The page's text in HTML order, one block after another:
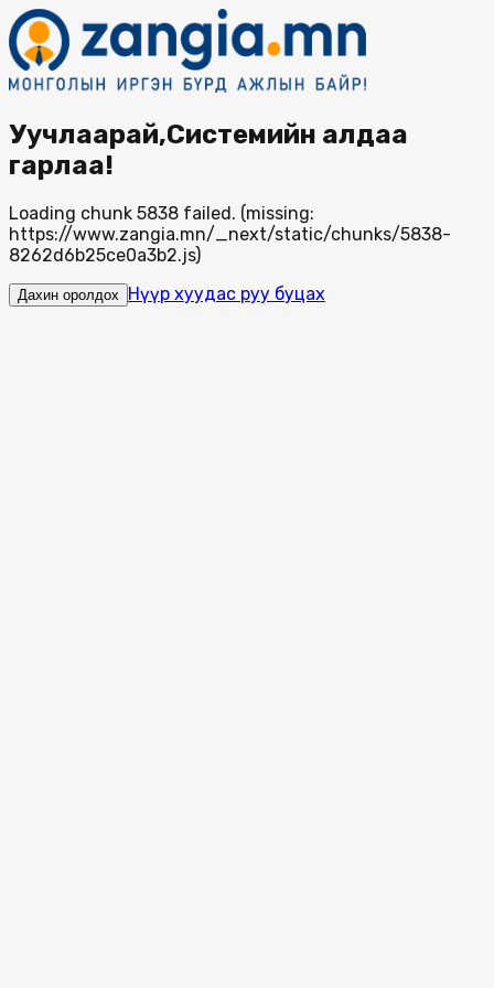
Уучлаарай,Системийн алдаа
гарлаа!
Loading chunk 5838 failed. (missing:
https://www.zangia.mn/_next/static/chunks/5838-
8262d6b25ce0a3b2.js)
Дахин оролдох Нүүр хуудас руу буцах